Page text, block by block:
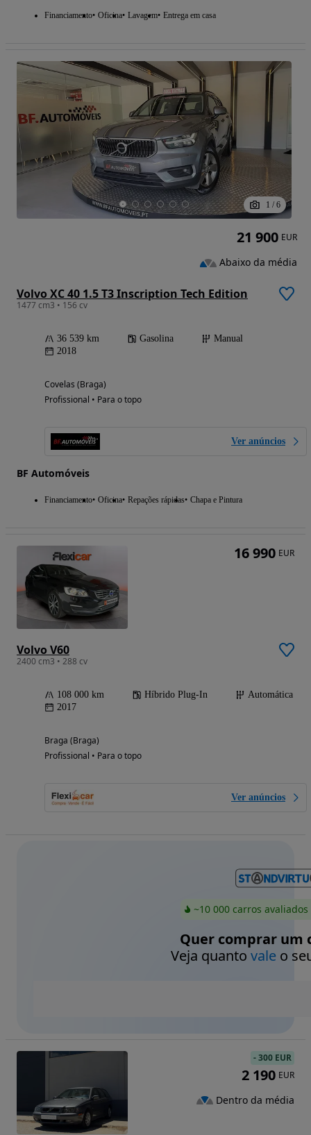
Financiamento Oficina Lavagem Entrega em casa
1 / 6
Volvo XC 40 1.5 T3 Inscription Tech Edition
1477 cm3 • 156 cv
36 539 km Gasolina
Manual
2018
Covelas (Braga)
Profissional • Para o topo
Ver anúncios
BF Automóveis
Financiamento Oficina Repações rápidas Chapa e Pintura
21 900 EUR
Abaixo da média
Volvo V60
2400 cm3 • 288 cv
108 000 km Híbrido Plug-In
Automática
2017
Braga (Braga)
Profissional • Para o topo
Ver anúncios
16 990 EUR
~10 000 carros
Quer comprar um
Veja quanto valeo
-300 EUR
2 190 EUR
Dentro da média